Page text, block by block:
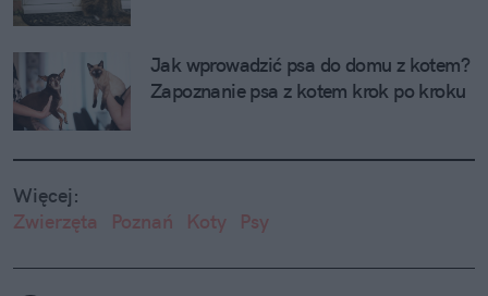
Jak wprowadzić psa do domu z kotem?
Zapoznanie psa z kotem krok po kroku
Więcej:
Zwierzęta
Poznań Koty Psy